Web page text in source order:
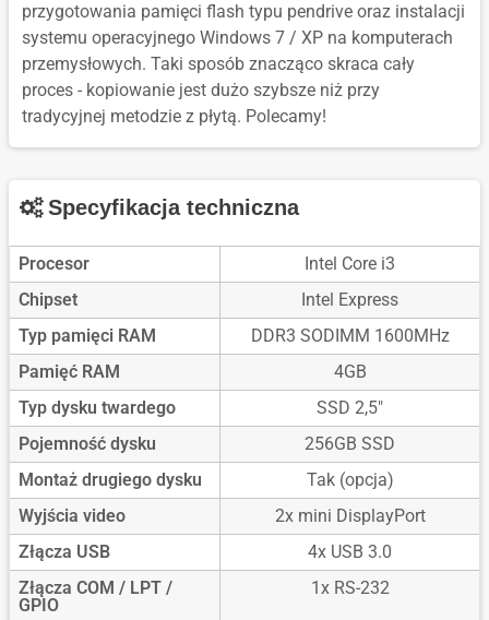
przygotowania pamięci flash typu pendrive oraz instalacji
systemu operacyjnego Windows 7 / XP na komputerach
przemysłowych. Taki sposób znacząco skraca cały
proces - kopiowanie jest dużo szybsze niż przy
tradycyjnej metodzie z płytą. Polecamy!
Specyfikacja techniczna
Procesor
Intel Core i3
Chipset
Intel Express
Typ pamięci RAM
DDR3 SODIMM 1600MHz
Pamięć RAM
4GB
Typ dysku twardego
SSD 2,5"
Pojemność dysku
256GB SSD
Montaż drugiego dysku
Tak (opcja)
Wyjścia video
2x mini DisplayPort
Złącza USB
4x USB 3.0
Złącza COM / LPT /
GPIO
1x RS-232